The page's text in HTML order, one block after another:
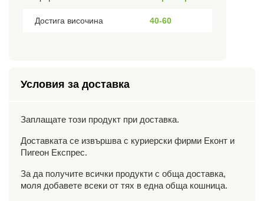
Достига височина 40-60
Условия за доставка
Заплащате този продукт при доставка.
Доставката се извършва с куриерски фирми Еконт и
Пигеон Експрес.
За да получите всички продукти с обща доставка,
моля добавете всеки от тях в една обща кошница.